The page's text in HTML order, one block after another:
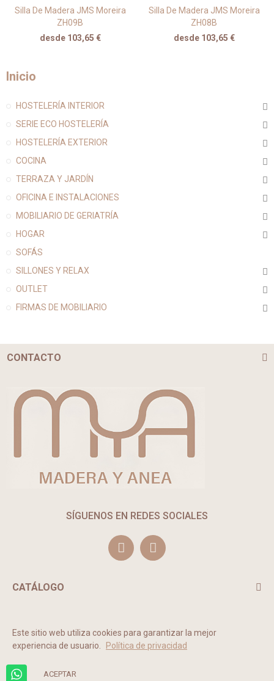
Silla De Madera JMS Moreira
ZH09B
desde 103,65 €
Silla De Madera JMS Moreira
ZH08B
desde 103,65 €
Inicio
HOSTELERÍA INTERIOR
SERIE ECO HOSTELERÍA
HOSTELERÍA EXTERIOR
COCINA
TERRAZA Y JARDÍN
OFICINA E INSTALACIONES
MOBILIARIO DE GERIATRÍA
HOGAR
SOFÁS
SILLONES Y RELAX
OUTLET
FIRMAS DE MOBILIARIO
CONTACTO
SÍGUENOS EN REDES SOCIALES
CATÁLOGO
Este sitio web utiliza cookies para garantizar la mejor
experiencia de usuario.
Política de privacidad
ACEPTAR